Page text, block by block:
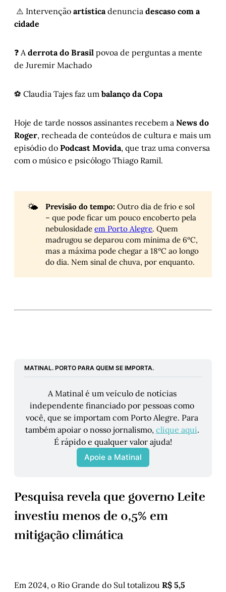
⚠️ Intervenção artísticadenuncia descaso com a
cidade
❓ Aderrota do Brasil povoa de perguntas a mente
de Juremir Machado
⚽ Claudia Tajes faz um balanço da Copa
Hoje de tarde nossos assinantes recebem a News do
Roger, recheada de conteúdos de cultura e mais um
episódio do Podcast Movida, que traz uma conversa
com o músico e psicólogo Thiago Ramil.
🌤️ Previsão do tempo: Outro dia de frio e sol
– que pode ficar um pouco encoberto pela
nebulosidadeem Porto Alegre. Quem
madrugou se deparou com mínima de 6ºC,
mas a máxima pode chegar a 18ºC ao longo
do dia. Nem sinal de chuva, por enquanto.
MATINAL. PORTO PARA QUEM SE IMPORTA.
A Matinal é um veículo de notícias
independente financiado por pessoas como
você, que se importam com Porto Alegre. Para
também apoiar o nosso jornalismo, clique aqui.
É rápido e qualquer valor ajuda!
Apoie a Matinal
Pesquisa revela que governo Leite
investiu menos de 0,5% em
mitigação climática
Em 2024, o Rio Grande do Sul totalizou R$ 5,5